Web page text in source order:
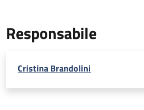
Responsabile
Cristina Brandolini